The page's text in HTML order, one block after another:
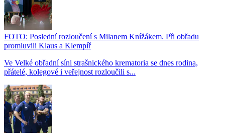
FOTO: Poslední rozloučení s Milanem Knížákem. Při obřadu
promluvili Klaus a Klempíř
Ve Velké obřadní síni strašnického krematoria se dnes rodina,
přátelé, kolegové i veřejnost rozloučili s...